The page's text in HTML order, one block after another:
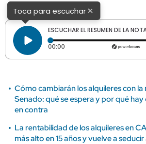
Toca para escuchar×
ESCUCHAR EL RESUMEN DE LA
00:00 Tiempo transcurrido: 0
Cómo cambiarán los alquileres con la
Senado: qué se espera y por qué
en contra
La rentabilidad de los alquileres en
más alto en 15 años y vuelve a